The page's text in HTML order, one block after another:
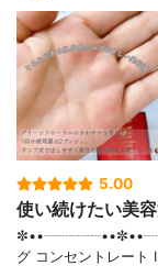
5.00
使い続けたい美
グ コンセントレー